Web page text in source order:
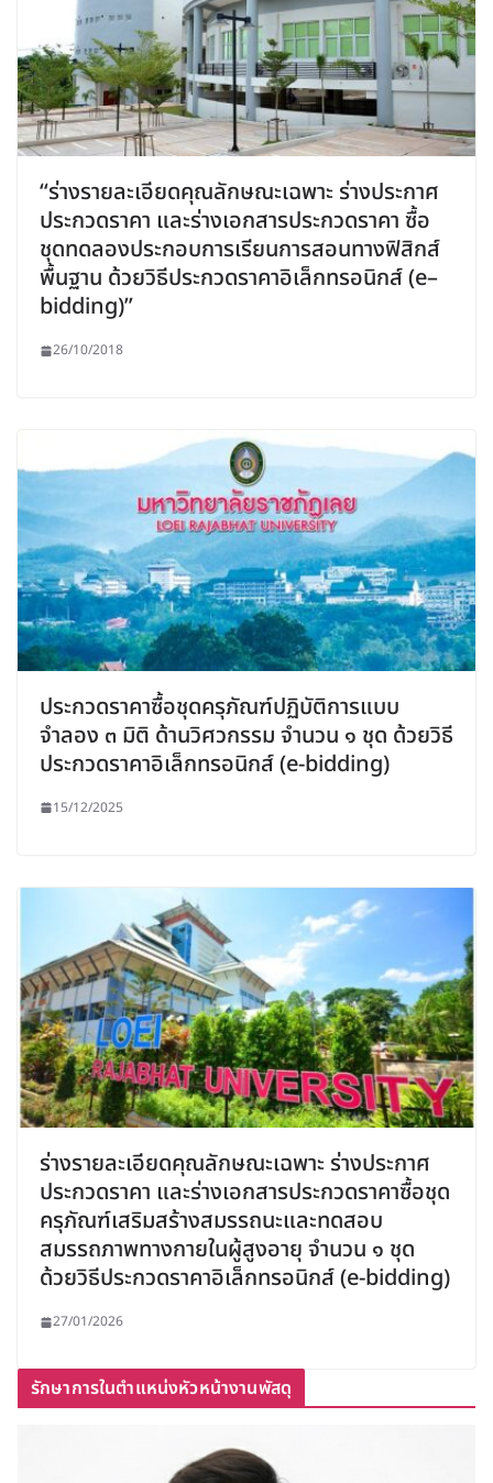
“ร่างรายละเอียดคุณลักษณะเฉพาะ ร่างประกาศ
ประกวดราคา และร่างเอกสารประกวดราคา ซื้อ
ชุดทดลองประกอบการเรียนการสอนทางฟิสิกส์
พื้นฐาน ด้วยวิธีประกวดราคาอิเล็กทรอนิกส์ (e–
bidding)”
26/10/2018
ประกวดราคาซื้อชุดครุภัณฑ์ปฏิบัติการแบบ
จำลอง ๓ มิติ ด้านวิศวกรรม จำนวน ๑ ชุด ด้วยวิธี
ประกวดราคาอิเล็กทรอนิกส์ (e-bidding)
15/12/2025
ร่างรายละเอียดคุณลักษณะเฉพาะ ร่างประกาศ
ประกวดราคา และร่างเอกสารประกวดราคาซื้อชุด
ครุภัณฑ์เสริมสร้างสมรรถนะและทดสอบ
สมรรถภาพทางกายในผู้สูงอายุ จำนวน ๑ ชุด
ด้วยวิธีประกวดราคาอิเล็กทรอนิกส์ (e-bidding)
27/01/2026
รักษาการในตำแหน่งหัวหน้างานพัสดุ